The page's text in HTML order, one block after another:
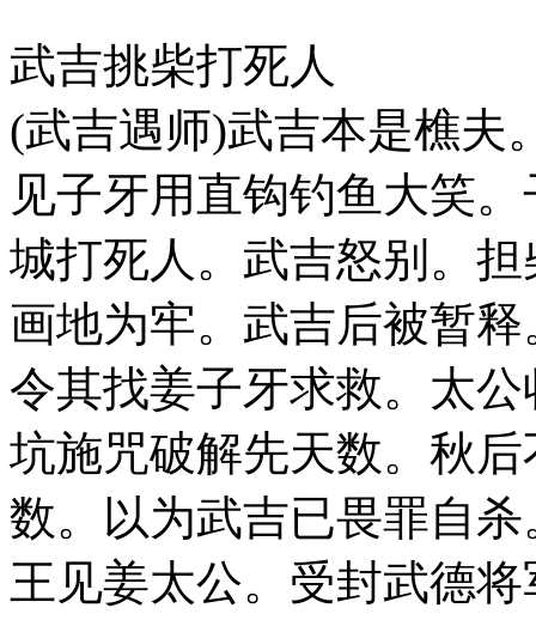
武吉挑柴打死人
(武吉遇师)武吉本是樵夫
见子牙用直钩钓鱼大笑
城打死人。武吉怒别。
画地为牢。武吉后被暂
令其找姜子牙求救。太
坑施咒破解先天数。秋
数。以为武吉已畏罪自
王见姜太公。受封武德